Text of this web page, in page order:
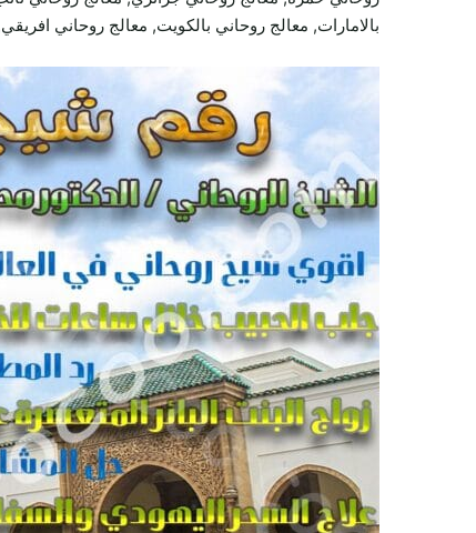
بالامارات, معالج روحاني بالكويت, معالج روحاني